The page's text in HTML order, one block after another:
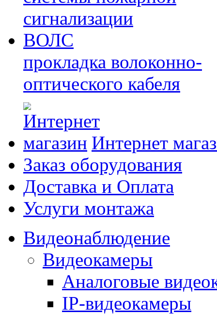
сигнализации
ВОЛС
прокладка волоконно-
оптического кабеля
Интернет
Заказ оборудования
Доставка и Оплата
Услуги монтажа
Видеонаблюдение
Видеокамеры
Аналоговые
IP-видеокамеры